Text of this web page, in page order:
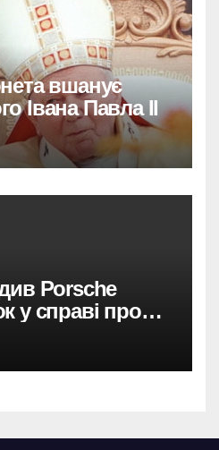
вшанує
Івана Павла II
Porsche
у справі про